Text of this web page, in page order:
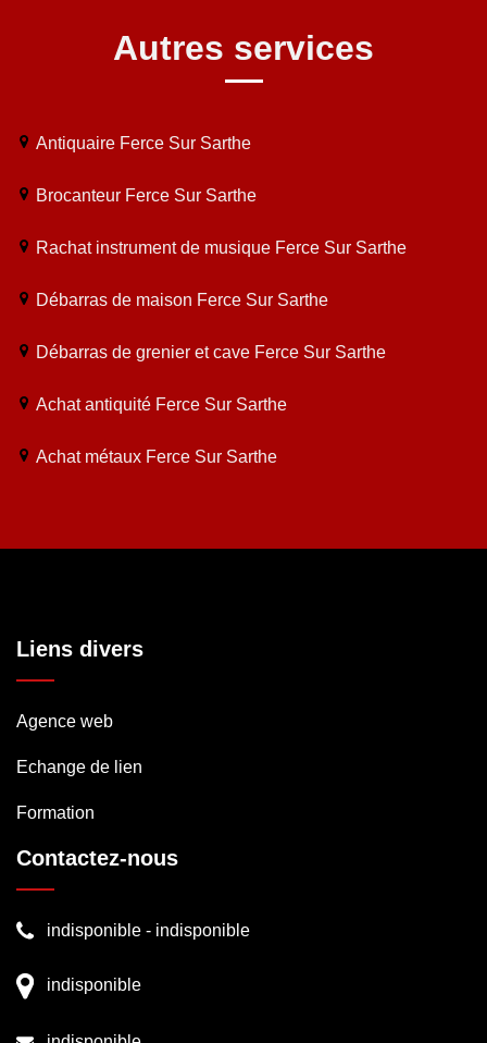
Autres services
Antiquaire Ferce Sur Sarthe
Brocanteur Ferce Sur Sarthe
Rachat instrument de musique Ferce Sur Sarthe
Débarras de maison Ferce Sur Sarthe
Débarras de grenier et cave Ferce Sur Sarthe
Achat antiquité Ferce Sur Sarthe
Achat métaux Ferce Sur Sarthe
Liens divers
Agence web
Echange de lien
Formation
Contactez-nous
indisponible - indisponible
indisponible